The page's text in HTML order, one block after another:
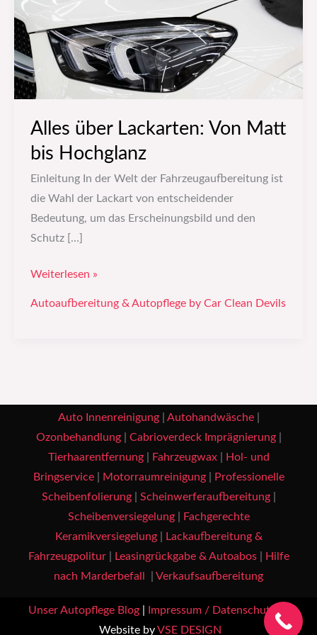
Alles über Lackarten: Von Matt
bis Hochglanz
Einleitung In der Welt der Fahrzeugaufbereitung ist
die Wahl der Lackart von entscheidender
Bedeutung, um das Erscheinungsbild und den
Schutz […]
Hochglanz
Weiterlesen »
Autoaufbereitung & Autopflege by Car Clean Devils
Auto Innenreinigung| Autohandwäsche|
Ozonbehandlung| Cabrioverdeck Imprägnierung|
Tierhaarentfernung| Fahrzeugwax|
Hol- und
Bringservice| Motorraumreinigung|
Professionelle
Scheibenfolierung| Scheinwerferaufbereitung|
Scheibenversiegelung|
Fachgerechte
Keramikversiegelung|
Lackaufbereitung &
Fahrzeugpolitur| Leasingrückgabe & Autoabos|
Hilfe
nach Marderbefall
Verkaufsaufbereitung
Unser Autopflege Blog| Impressum / Datenschutz |
Website by VSE DESIGN